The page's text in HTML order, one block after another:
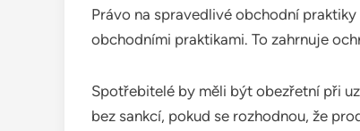
Právo na spravedlivé obchodní
obchodními praktikami. To zahrnuje
Spotřebitelé by měli být obezřetní při
bez sankcí, pokud se rozhodnou, že